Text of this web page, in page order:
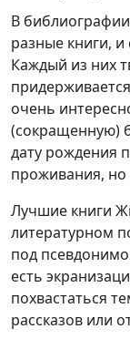
В
разные книги,
Каждый из них
очень
(сокращенную)
дату рождения
проживания, но
Лучшие книги
литературном
под
есть
похвастаться
рассказов или